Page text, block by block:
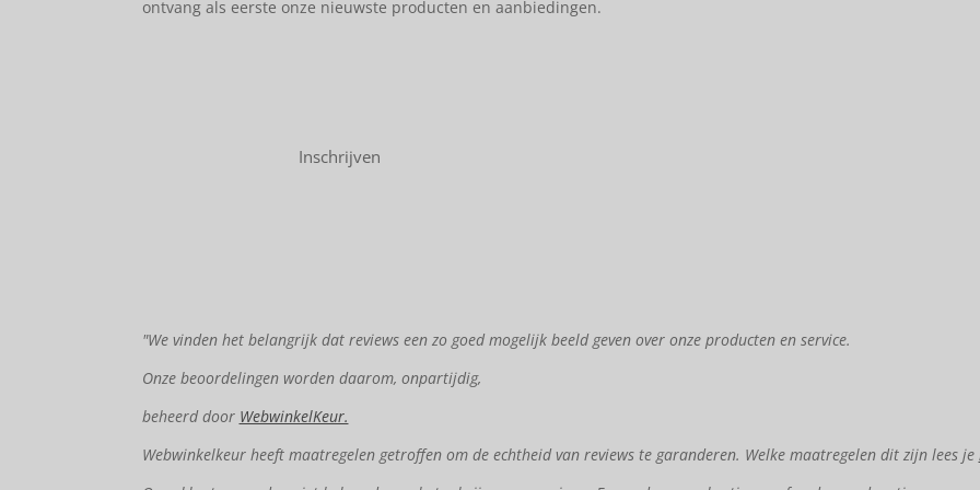
ontvang als eerste onze nieuwste producten en aanbiedingen.
Inschrijven
"We vinden het belangrijk dat reviews een zo goed mogelijk beeld geven over onze producten en service.
Onze beoordelingen worden daarom, onpartijdig,
beheerd door WebwinkelKeur.
Webwinkelkeur heeft maatregelen getroffen om de echtheid van reviews te garanderen. Welke maatregelen dit zijn lees je